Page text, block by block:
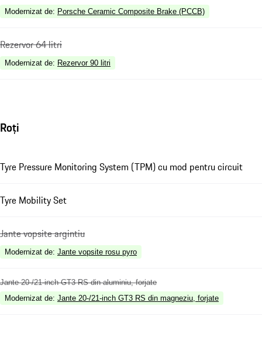
Modernizat de: Porsche Ceramic Composite Brake (PCCB)
Rezervor 64 litri
Modernizat de: Rezervor 90 litri
Roți
Tyre Pressure Monitoring System (TPM) cu mod pentru circuit
Tyre Mobility Set
Jante vopsite argintiu
Modernizat de: Jante vopsite rosu pyro
Jante 20-/21-inch GT3 RS din aluminiu, forjate
Modernizat de: Jante 20-/21-inch GT3 RS din magneziu, forjate